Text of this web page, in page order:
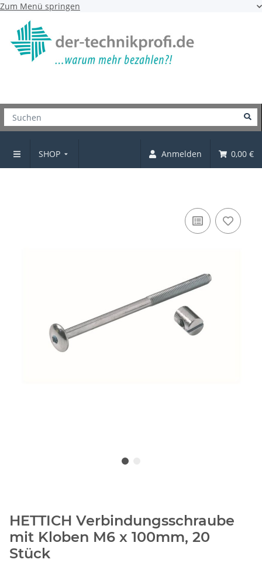
Zum Menü springen
SHOP Anmelden 0,00 €
Verbindungsschraube
HETTICH Verbindungsschraube
mit Kloben M6 x 100mm, 20
Stück